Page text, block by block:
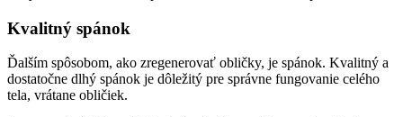
Kvalitný spánok
Ďalším spôsobom, ako zregenerovať obličky, je spánok. Kvalitný a
dostatočne dlhý spánok je dôležitý pre správne fungovanie celého
tela, vrátane obličiek.